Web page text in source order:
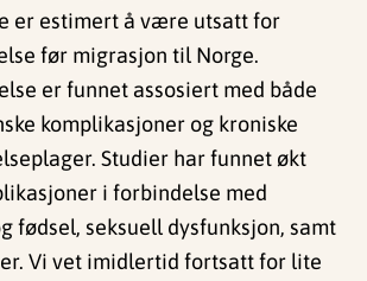
er estimert å være utsatt for
før migrasjon til Norge.
er funnet assosiert med både
komplikasjoner og kroniske
Studier har funnet økt
i forbindelse med
fødsel, seksuell dysfunksjon, samt
Vi vet imidlertid fortsatt for lite